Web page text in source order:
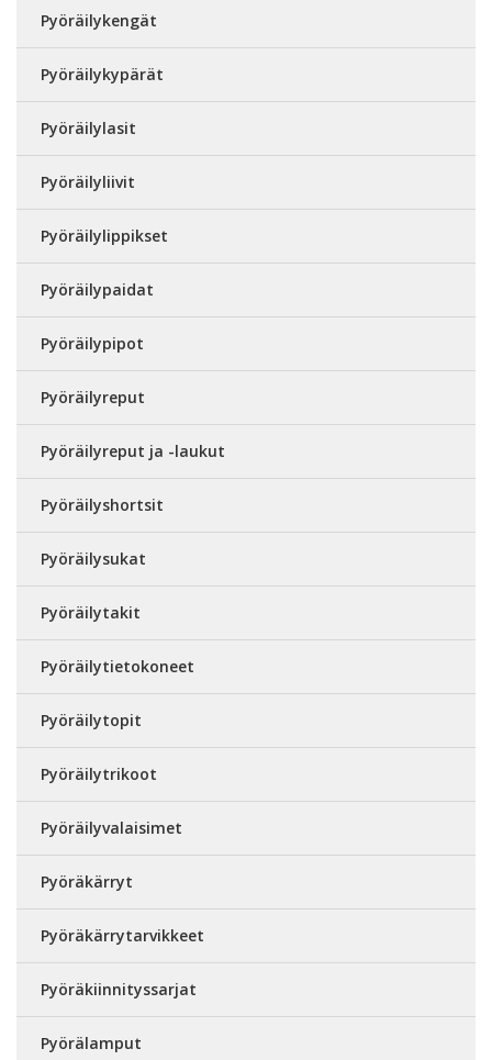
Pyöräilykengät
Pyöräilykypärät
Pyöräilylasit
Pyöräilyliivit
Pyöräilylippikset
Pyöräilypaidat
Pyöräilypipot
Pyöräilyreput
Pyöräilyreput ja -laukut
Pyöräilyshortsit
Pyöräilysukat
Pyöräilytakit
Pyöräilytietokoneet
Pyöräilytopit
Pyöräilytrikoot
Pyöräilyvalaisimet
Pyöräkärryt
Pyöräkärrytarvikkeet
Pyöräkiinnityssarjat
Pyörälamput